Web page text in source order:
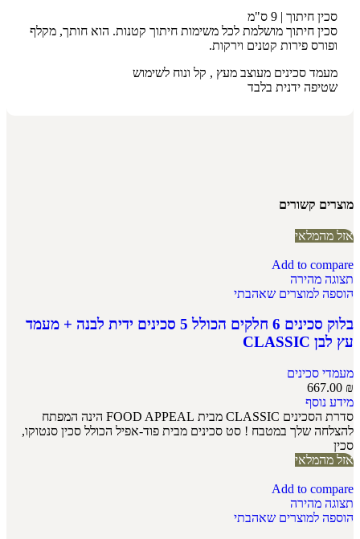
סכין חיתוך | 9 ס"מ
סכין חיתוך מושלמת לכל משימות חיתוך קטנות. הוא חותך, מקלף
ופורס פירות קטנים וירקות.
מעמד סכינים מעוצב מעץ , קל ונוח לשימוש
שטיפה ידנית בלבד
מוצרים קשורים
אזל מהמלאי
Add to compare
תצוגה מהירה
הוספה למוצרים שאהבתי
בלוק סכינים 6 חלקים הכולל 5 סכינים ידית לבנה + מעמד
עץ לבן CLASSIC
מעמדי סכינים
667.00 ₪
מידע נוסף
סדרת הסכינים CLASSIC מבית FOOD APPEAL הינה המפתח
להצלחה שלך במטבח ! סט סכינים מבית פוד-אפיל הכולל סכין סנטוקו,
סכין
אזל מהמלאי
Add to compare
תצוגה מהירה
הוספה למוצרים שאהבתי